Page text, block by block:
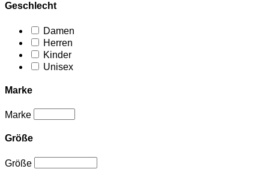
Geschlecht
Damen
Herren
Kinder
Unisex
Marke
Marke
Größe
Größe